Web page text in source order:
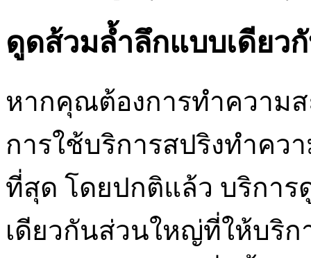
ดูดส้วมล้ำลึกแบบเดียว
หากคุณต้องการทำความ
การใช้บริการสปริงทำค
ที่สุด โดยปกติแล้ว บริกา
เดียวกันส่วนใหญ่ที่ให้บริก